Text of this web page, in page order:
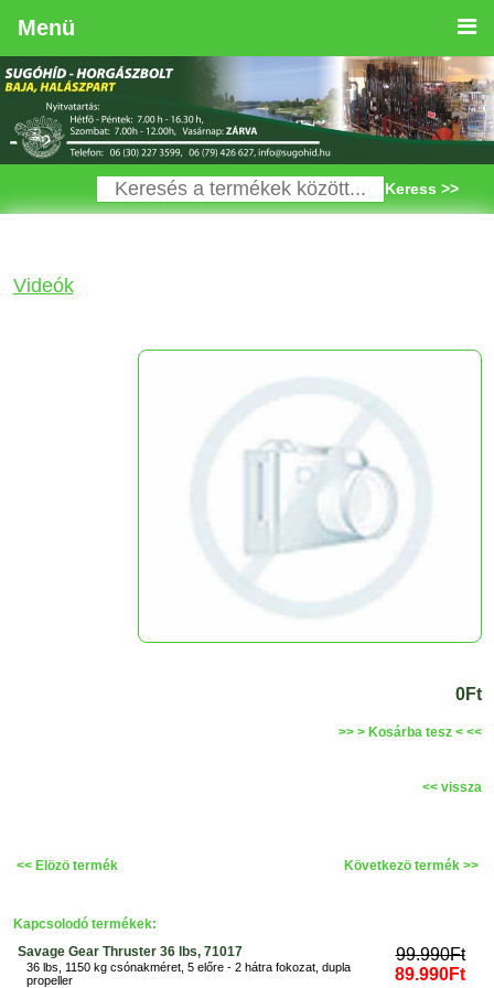
Menü
Keress >>
Videók
0Ft
>> > Kosárba tesz < <<
<< vissza
<< Elözö termék Következö termék >>
Kapcsolodó termékek:
Savage Gear Thruster 36 lbs, 71017
99.990Ft
89.990Ft
36 lbs, 1150 kg csónakméret, 5 előre - 2 hátra fokozat, dupla
propeller